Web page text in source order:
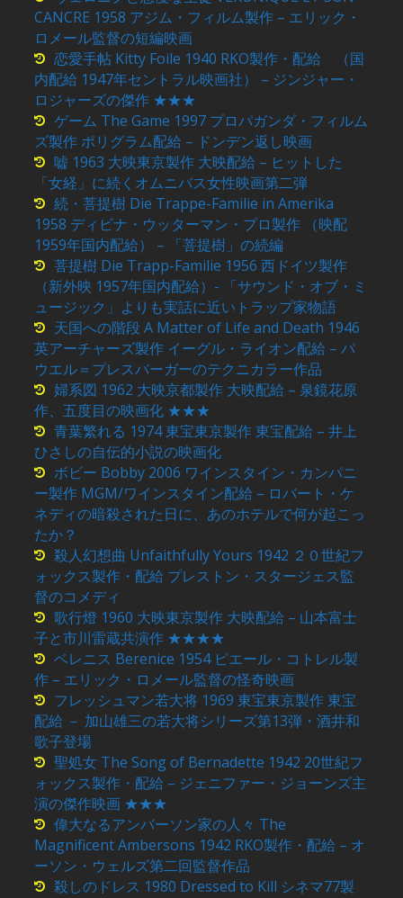
CANCRE 1958 アジム・フィルム製作 – エリック・
ロメール監督の短編映画
恋愛手帖 Kitty Foile 1940 RKO製作・配給 （国
内配給 1947年セントラル映画社） – ジンジャー・
ロジャーズの傑作 ★★★
ゲーム The Game 1997 プロパガンダ・フィルム
ズ製作 ポリグラム配給 – ドンデン返し映画
嘘 1963 大映東京製作 大映配給 – ヒットした
「女経」に続くオムニバス女性映画第二弾
続・菩提樹 Die Trappe-Familie in Amerika
1958 ディビナ・ウッターマン・プロ製作 （映配
1959年国内配給） – 「菩提樹」の続編
菩提樹 Die Trapp-Familie 1956 西ドイツ製作
（新外映 1957年国内配給）- 「サウンド・オブ・ミ
ュージック」よりも実話に近いトラップ家物語
天国への階段 A Matter of Life and Death 1946
英アーチャーズ製作 イーグル・ライオン配給 – パ
ウエル＝プレスバーガーのテクニカラー作品
婦系図 1962 大映京都製作 大映配給 – 泉鏡花原
作、五度目の映画化 ★★★
青葉繁れる 1974 東宝東京製作 東宝配給 – 井上
ひさしの自伝的小説の映画化
ボビー Bobby 2006 ワインスタイン・カンパニ
ー製作 MGM/ワインスタイン配給 – ロバート・ケ
ネディの暗殺された日に、あのホテルで何が起こっ
たか？
殺人幻想曲 Unfaithfully Yours 1942 ２０世紀フ
ォックス製作・配給 プレストン・スタージェス監
督のコメディ
歌行燈 1960 大映東京製作 大映配給 – 山本富士
子と市川雷蔵共演作 ★★★★
ベレニス Berenice 1954 ピエール・コトレル製
作 – エリック・ロメール監督の怪奇映画
フレッシュマン若大将 1969 東宝東京製作 東宝
配給 － 加山雄三の若大将シリーズ第13弾・酒井和
歌子登場
聖処女 The Song of Bernadette 1942 20世紀フ
ォックス製作・配給 – ジェニファー・ジョーンズ主
演の傑作映画 ★★★
偉大なるアンバーソン家の人々 The
Magnificent Ambersons 1942 RKO製作・配給 – オ
ーソン・ウェルズ第二回監督作品
殺しのドレス 1980 Dressed to Kill シネマ77製